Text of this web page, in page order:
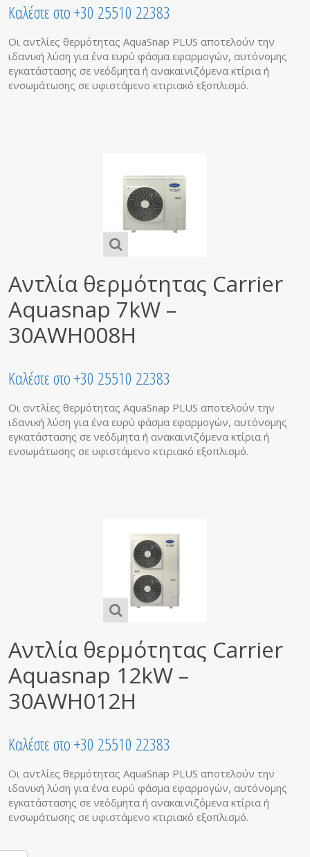
Καλέστε στο +30 25510 22383
Οι αντλίες θερμότητας AquaSnap PLUS αποτελούν την
ιδανική λύση για ένα ευρύ φάσμα εφαρμογών, αυτόνομης
εγκατάστασης σε νεόδμητα ή ανακαινιζόμενα κτίρια ή
ενσωμάτωσης σε υφιστάμενο κτιριακό εξοπλισμό.
Αντλία θερμότητας Carrier
Aquasnap 7kW –
30AWH008H
Καλέστε στο +30 25510 22383
Οι αντλίες θερμότητας AquaSnap PLUS αποτελούν την
ιδανική λύση για ένα ευρύ φάσμα εφαρμογών, αυτόνομης
εγκατάστασης σε νεόδμητα ή ανακαινιζόμενα κτίρια ή
ενσωμάτωσης σε υφιστάμενο κτιριακό εξοπλισμό.
Αντλία θερμότητας Carrier
Aquasnap 12kW –
30AWH012H
Καλέστε στο +30 25510 22383
Οι αντλίες θερμότητας AquaSnap PLUS αποτελούν την
ιδανική λύση για ένα ευρύ φάσμα εφαρμογών, αυτόνομης
εγκατάστασης σε νεόδμητα ή ανακαινιζόμενα κτίρια ή
ενσωμάτωσης σε υφιστάμενο κτιριακό εξοπλισμό.